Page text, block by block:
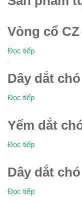
Vòng cổ
Đọc tiếp
Dây dắt
Đọc tiếp
Yếm dắt
Đọc tiếp
Dây dắt
Đọc tiếp